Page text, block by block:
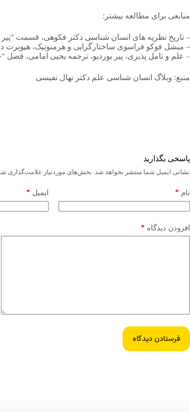
منابعی برای مطالعه بیشتر:
– تاریخ نظریه های انسان شناسی دکتر فکوهی، قسمت “پیر
– میشل فوکو فراسوی ساختارگرایی و هرمنوتیک، هیوبرت
– علم و تامل پذیری، پیر بوردیو، ترجمه یحیی امامی، فصل “جهان
منبع: وبلاگ انسان شناسی علم دکتر نهال نفیسی
پاسخی بگذارید
نشانی ایمیل شما منتشر نخواهد شد. بخش‌های موردنیاز علامت‌گذاری
نام * ایمیل *
افزودن دیدگاه *
فرستادن دیدگاه